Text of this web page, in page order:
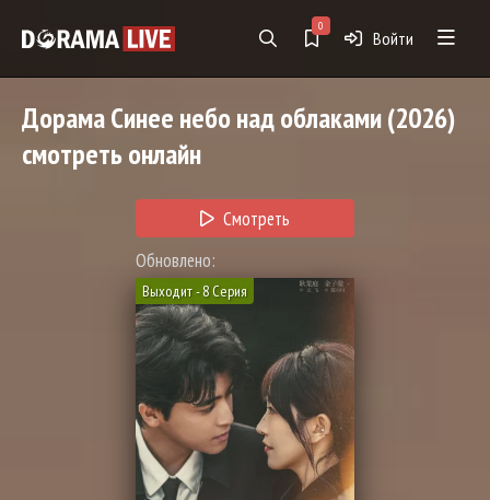
0
Войти
ДорамаСинее небо над облаками(2026)
смотреть онлайн
Смотреть
Обновлено:
Выходит - 8 Серия